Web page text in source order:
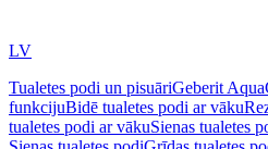
LV
Tualetes podi un pisuāriGeberit
funkcijuBidē tualetes podi ar vāku
tualetes podi ar vākuSienas tualetes